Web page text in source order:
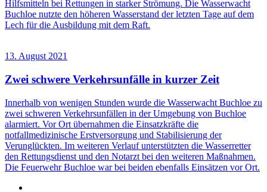
Hilfsmitteln bei Rettungen in starker Strömung. Die Wasserwacht
Buchloe nutzte den höheren Wasserstand der letzten Tage auf dem
Lech für die Ausbildung mit dem Raft.
13. August 2021
Zwei schwere Verkehrsunfälle in kurzer Zeit
Innerhalb von wenigen Stunden wurde die Wasserwacht Buchloe zu
zwei schweren Verkehrsunfällen in der Umgebung von Buchloe
alarmiert. Vor Ort übernahmen die Einsatzkräfte die
notfallmedizinische Erstversorgung und Stabilisierung der
Verunglückten. Im weiteren Verlauf unterstützten die Wasserretter
den Rettungsdienst und den Notarzt bei den weiteren Maßnahmen.
Die Feuerwehr Buchloe war bei beiden ebenfalls Einsätzen vor Ort.